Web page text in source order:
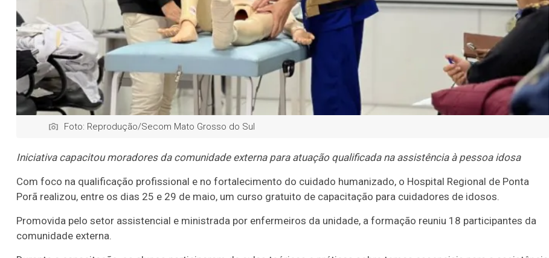
Foto: Reprodução/Secom Mato Grosso do Sul
Iniciativa capacitou moradores da comunidade externa para atuação qualificada na assistência à pessoa idosa
Com foco na qualificação profissional e no fortalecimento do cuidado humanizado, o Hospital Regional de Ponta
Porã realizou, entre os dias 25 e 29 de maio, um curso gratuito de capacitação para cuidadores de idosos.
Promovida pelo setor assistencial e ministrada por enfermeiros da unidade, a formação reuniu 18 participantes da
comunidade externa.